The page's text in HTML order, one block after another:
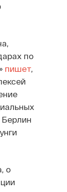
по
пишет,
Берлин
о